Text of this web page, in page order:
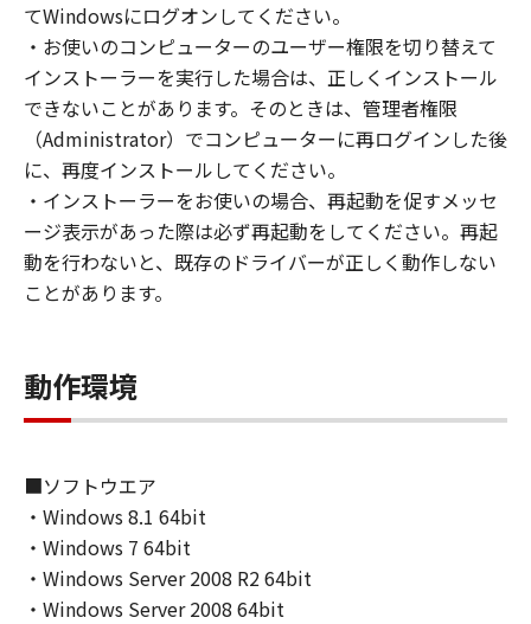
２．制限
(1) お客様は、再使用許諾、譲渡、販売、頒
布、リースもしくは貸与その他の方法により、
第三者に「本ソフトウェア」を使用させること
はできません。
(2) お客様は、「本ソフトウェア」の全部また
は一部を修正、改変、逆コンパイル、逆アセン
ブル、その他リバースエンジニアリング等する
ことはできません。また第三者にこのような行
為をさせてはなりません。
お客様は、「本ソフトウェア」に含まれるキヤ
ノンまたはキヤノンのライセンサーの著作権表
４．所有権
「本ソフトウェア」に係る権原および所有権
は、その内容によりキヤノンまたはキヤノンの
ライセンサーに帰属します。
てWindowsにログオンしてください。
・お使いのコンピューターのユーザー権限を切り替えて
インストーラーを実行した場合は、正しくインストール
できないことがあります。そのときは、管理者権限
（Administrator）でコンピューターに再ログインした後
に、再度インストールしてください。
・インストーラーをお使いの場合、再起動を促すメッセ
ージ表示があった際は必ず再起動をしてください。再起
動を行わないと、既存のドライバーが正しく動作しない
ことがあります。
動作環境
■ソフトウエア
・Windows 8.1 64bit
・Windows 7 64bit
・Windows Server 2008 R2 64bit
・Windows Server 2008 64bit